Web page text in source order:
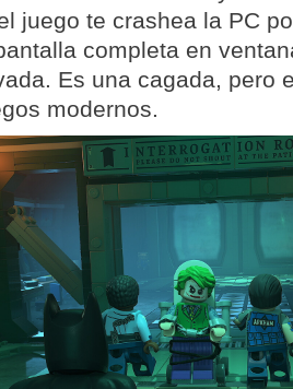
juego te crashea la PC
completa en
Es una cagada, pero
modernos.